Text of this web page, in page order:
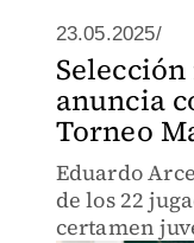
23.05.2025/
anuncia
Torneo
Eduardo
de los 22
certamen